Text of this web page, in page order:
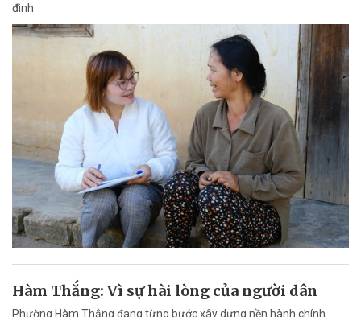
đình.
Hàm Thắng: Vì sự hài lòng của người dân
Phường Hàm Thắng đang từng bước xây dựng nền hành chính